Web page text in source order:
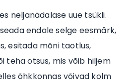
neljanädalase uue tsükli.
endale selge eesmärk,
esitada mõni taotlus,
teha otsus, mis võib hiljem
õhkkonnas võivad kolm